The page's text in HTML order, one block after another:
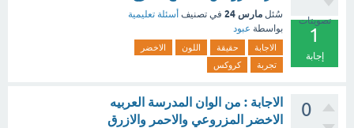
تصويتات
1
إجابة
سُئل مارس 24 في تصنيف أسئلة تعليمية
بواسطة عبود
الاجابة حقيقة اللون
الاخضر
تجربة
كروكس
0
الاجابة : من الوان المدرسة العربيه
الاخضر المزروعي والاحمر والازرق